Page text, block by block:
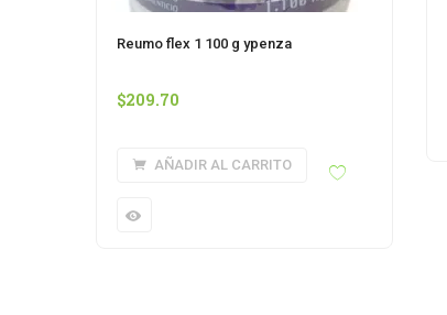
Reumo flex 1 100 g ypenza
$209.70
AÑADIR AL CARRITO